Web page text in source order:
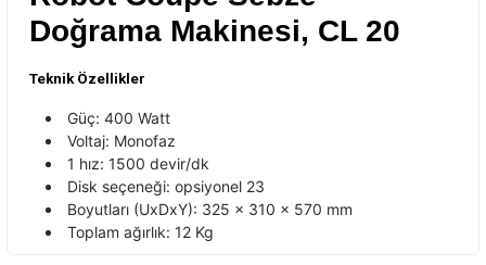
Doğrama Makinesi, CL 20
Teknik Özellikler
Güç: 400 Watt
Voltaj: Monofaz
1 hız: 1500 devir/dk
Disk seçeneği: opsiyonel 23
Boyutları (UxDxY): 325 x 310 x 570 mm
Toplam ağırlık: 12 Kg